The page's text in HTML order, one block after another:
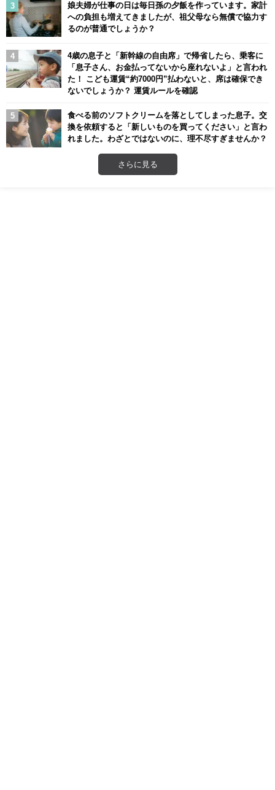
娘夫婦が仕事の日は毎日孫の夕飯を作っています。家計
への負担も増えてきましたが、祖父母なら無償で協力す
るのが普通でしょうか？
4歳の息子と「新幹線の自由席」で帰省したら、乗客に
「息子さん、お金払ってないから座れないよ」と言われ
た！ こども運賃“約7000円”払わないと、席は確保でき
ないでしょうか？ 運賃ルールを確認
食べる前のソフトクリームを落としてしまった息子。交
換を依頼すると「新しいものを買ってください」と言わ
れました。わざとではないのに、理不尽すぎませんか？
さらに見る